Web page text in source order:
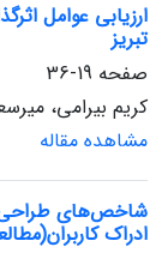
ارزیابی عوامل
تبریز
صفحه 19-36
کریم بیرامی،
مشاهده مقاله
شاخص‌های طراحی
ادراک